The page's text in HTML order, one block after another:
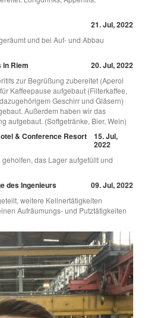
21. Jul, 2022
und bei Auf- und Abbau
in Riem 20. Jul, 2022
zur Begrüßung zubereitet (Aperol
Kaffeepause aufgebaut (Filterkaffee,
Geschirr und Gläsern)
Außerdem haben wir das
aufgebaut. (Softgetränke, Bier, Wein)
& Conference Resort 15. Jul,
2022
das Lager aufgefüllt und
des Ingenieurs 09. Jul, 2022
weitere Kellnertätigkeiten
Aufräumungs- und Putztätigkeiten